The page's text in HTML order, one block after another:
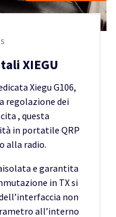
XIEGU
Xiegu G106,
regolazione dei
, questa
in portatile QRP
alla radio.
e garantita
in TX si
non
all’interno